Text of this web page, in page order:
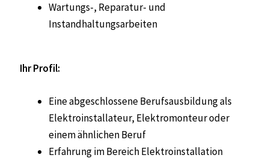
Wartungs-, Reparatur- und
Instandhaltungsarbeiten
Ihr Profil:
Eine abgeschlossene Berufsausbildung als
Elektroinstallateur, Elektromonteur oder
einem ähnlichen Beruf
Erfahrung im Bereich Elektroinstallation